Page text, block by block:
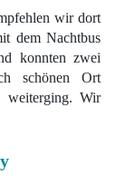
wir dort
dem Nachtbus
konnten zwei
schönen Ort
weiterging. Wir